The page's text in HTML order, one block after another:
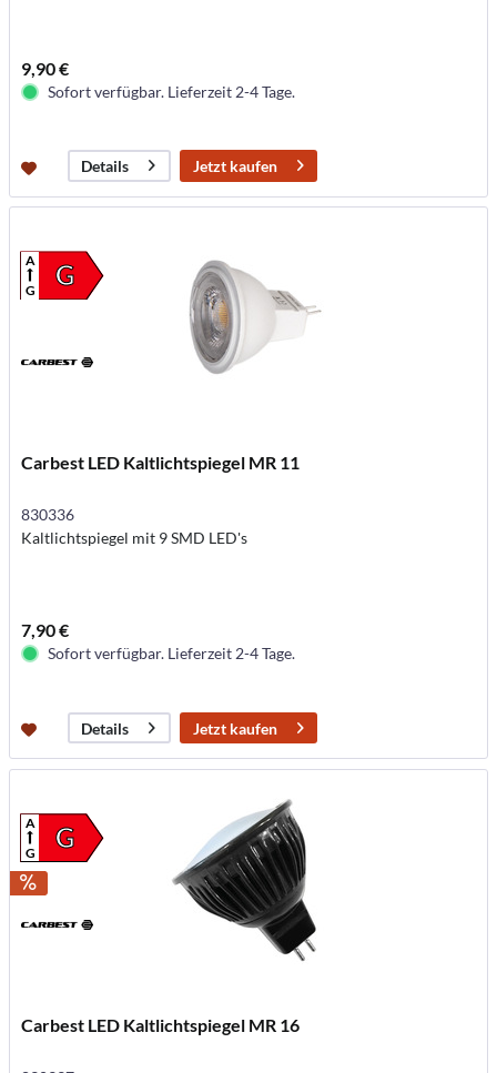
9,90 €
Sofort verfügbar. Lieferzeit 2-4 Tage.
Details Jetzt kaufen
G
A
G
Carbest LED Kaltlichtspiegel MR 11
830336
Kaltlichtspiegel mit 9 SMD LED's
7,90 €
Sofort verfügbar. Lieferzeit 2-4 Tage.
Details Jetzt kaufen
G
A
G
Carbest LED Kaltlichtspiegel MR 16